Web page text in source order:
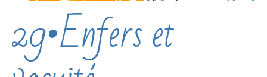
29•Enfers et